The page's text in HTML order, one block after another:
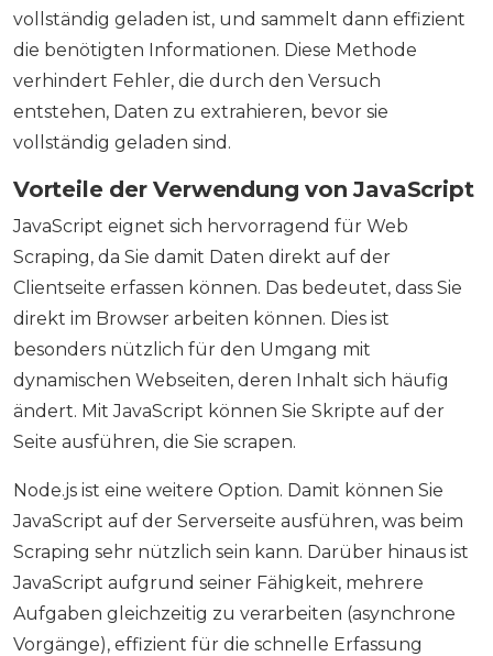
vollständig geladen ist, und sammelt dann effizient
die benötigten Informationen. Diese Methode
verhindert Fehler, die durch den Versuch
entstehen, Daten zu extrahieren, bevor sie
vollständig geladen sind.
Vorteile der Verwendung von JavaScript
JavaScript eignet sich hervorragend für Web
Scraping, da Sie damit Daten direkt auf der
Clientseite erfassen können. Das bedeutet, dass Sie
direkt im Browser arbeiten können. Dies ist
besonders nützlich für den Umgang mit
dynamischen Webseiten, deren Inhalt sich häufig
ändert. Mit JavaScript können Sie Skripte auf der
Seite ausführen, die Sie scrapen.
Node.js ist eine weitere Option. Damit können Sie
JavaScript auf der Serverseite ausführen, was beim
Scraping sehr nützlich sein kann. Darüber hinaus ist
JavaScript aufgrund seiner Fähigkeit, mehrere
Aufgaben gleichzeitig zu verarbeiten (asynchrone
Vorgänge), effizient für die schnelle Erfassung